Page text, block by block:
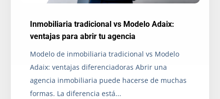
Inmobiliaria tradicional vs Modelo Adaix:
ventajas para abrir tu agencia
Modelo de inmobiliaria tradicional vs Modelo
Adaix: ventajas diferenciadoras Abrir una
agencia inmobiliaria puede hacerse de muchas
formas. La diferencia está...